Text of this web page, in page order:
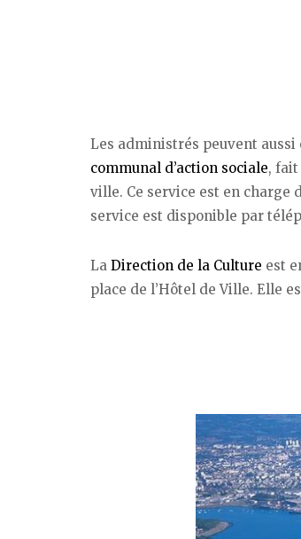
Les administrés peuvent
communal d’action sociale, fait
ville. Ce service est en charge
service est disponible par
La Direction de la Culture est
place de l’Hôtel de Ville. Elle